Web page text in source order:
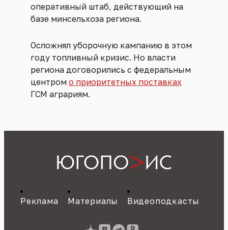
оперативный штаб, действующий на
базе минсельхоза региона.
Осложнял уборочную кампанию в этом
году топливный кризис. Но власти
региона договорились с федеральным
центром о приоритетных поставках
ГСМ аграриям.
Реклама Материалы Видеоподкасты